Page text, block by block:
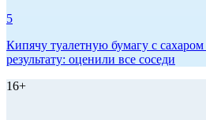
5
Кипячу туалетную бумагу с
результату: оценили все соседи
16+